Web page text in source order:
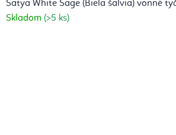
Satya White Sage (Biela šalvia) vonné
Skladom (>5 ks)